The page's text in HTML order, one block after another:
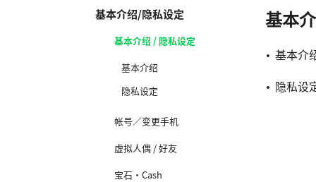
基本介绍/隐私设定
基本介绍 / 隐私设定
基本介绍
隐私设定
帐号／变更手机
虚拟人偶 / 好友
宝石·Cash
基本
基本介
隐私设